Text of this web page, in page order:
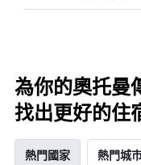
為你的奧托曼
找出更好的住
熱門國家 熱門城